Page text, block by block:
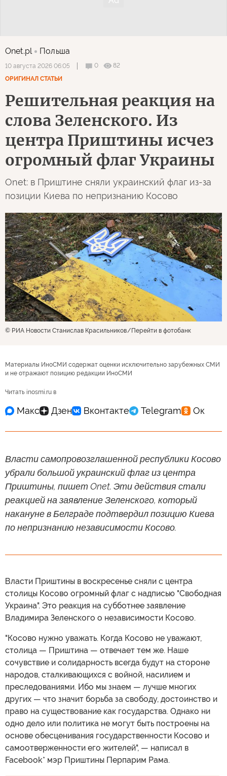
Onet.pl Польша
10 августа 2026 06:05 0
82
ОРИГИНАЛ СТАТЬИ
Решительная реакция на
слова Зеленского. Из
центра Приштины исчез
огромный флаг Украины
Onet: в Приштине сняли украинский флаг из-за
позиции Киева по непризнанию Косово
© РИА Новости Станислав Красильников Перейти в фотобанк
Материалы ИноСМИ содержат оценки исключительно зарубежных СМИ
и не отражают позицию редакции ИноСМИ
Читать inosmi.ru в
Власти самопровозглашенной республики Косово
убрали большой украинский флаг из центра
Приштины, пишет Onet. Эти действия стали
реакцией на заявление Зеленского, который
накануне в Белграде подтвердил позицию Киева
по непризнанию независимости Косово.
Власти Приштины в воскресенье сняли с центра
столицы Косово огромный флаг с надписью "Свободная
Украина". Это реакция на субботнее заявление
Владимира Зеленского о независимости Косово.
"Косово нужно уважать. Когда Косово не уважают,
столица — Приштина — отвечает тем же. Наше
сочувствие и солидарность всегда будут на стороне
народов, сталкивающихся с войной, насилием и
преследованиями. Ибо мы знаем — лучше многих
других — что значит борьба за свободу, достоинство и
право на существование как государства. Однако ни
одно дело или политика не могут быть построены на
основе обесценивания государственности Косово и
самоотверженности его жителей", — написал в
Facebook* мэр Приштины Перпарим Рама.